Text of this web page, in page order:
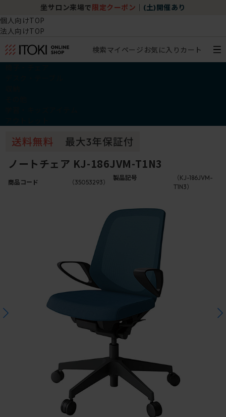
坐サロン来場で 限定クーポン (土)開催あり
個人向けTOP
法人向けTOP
検索マイページ お気に入り カート
ノートチェア KJ-186JVM-T1N3
商品コード （35053293）
製品記号
（KJ-186JVM-
T1N3）